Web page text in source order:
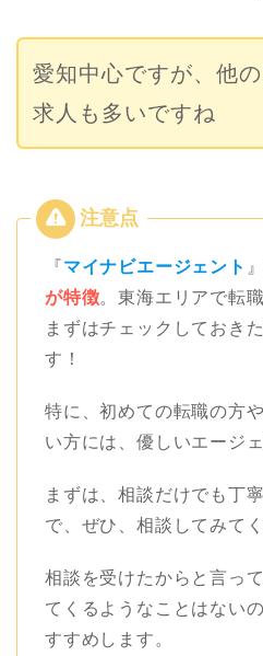
愛知中心ですが、他
求人も多いですね
『マイナビエージェント
が特徴。東海エリアで転
まずはチェックしておき
す！
特に、初めての転職の方
い方には、優しいエージェ
まずは、相談だけでも丁
で、ぜひ、相談してみてく
相談を受けたからと言っ
てくるようなことはない
すすめします。